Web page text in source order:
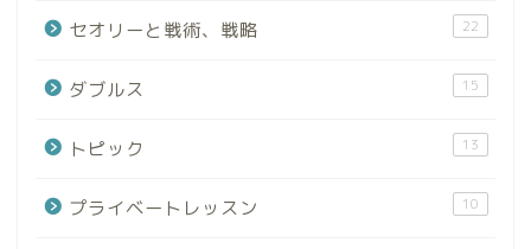
セオリーと戦術、戦略 22
ダブルス 15
トピック 13
プライベートレッスン 10